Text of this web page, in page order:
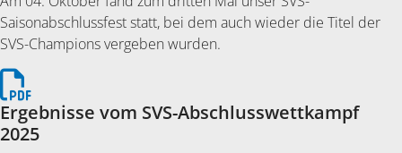
Saisonabschlussfest statt, bei dem auch wieder die Titel der
SVS-Champions vergeben wurden.
Ergebnisse vom SVS-Abschlusswettkampf
2025